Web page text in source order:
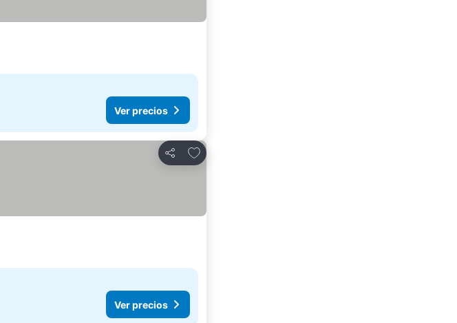
Ver precios
Compartir
Agregar a favoritos
Ver precios